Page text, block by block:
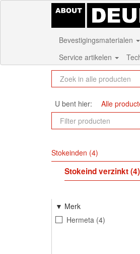
Bevestigingsmaterialen
Service artikelen
U bent hier: Alle
Stokeinden 4
Stokeind verzinkt 4
Merk
Hermeta 4